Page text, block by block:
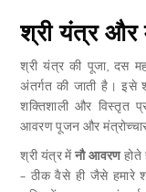
श्री यंत्र और
श्री यंत्र की पूजा, दस
अंतर्गत की जाती है। इसे
शक्तिशाली और विस्तृत
आवरण पूजन और मंत्रोच्चार
श्री यंत्र मेंनौ आवरणहोते
– ठीक वैसे ही जैसे हमारे